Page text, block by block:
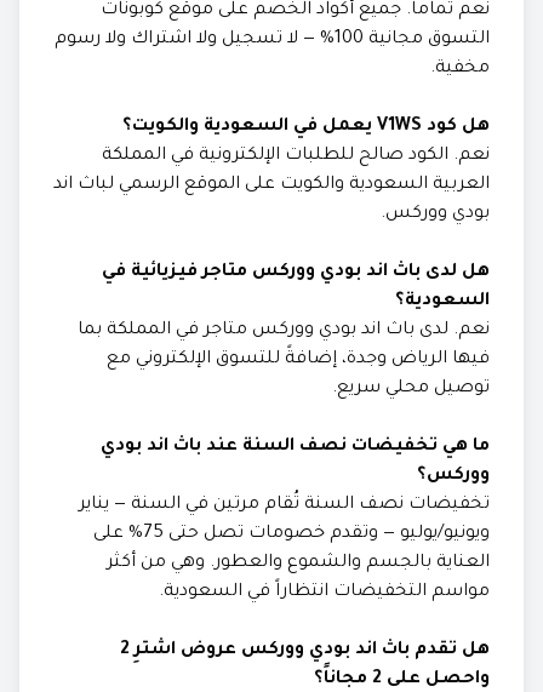
نعم تماماً. جميع أكواد الخصم على موقع كوبونات
التسوق مجانية 100% — لا تسجيل ولا اشتراك ولا رسوم
مخفية.
هل كود V1WS يعمل في السعودية والكويت؟
نعم. الكود صالح للطلبات الإلكترونية في المملكة
العربية السعودية والكويت على الموقع الرسمي لباث اند
بودي ووركس.
هل لدى باث اند بودي ووركس متاجر فيزيائية في
السعودية؟
نعم. لدى باث اند بودي ووركس متاجر في المملكة بما
فيها الرياض وجدة، إضافةً للتسوق الإلكتروني مع
توصيل محلي سريع.
ما هي تخفيضات نصف السنة عند باث اند بودي
ووركس؟
تخفيضات نصف السنة تُقام مرتين في السنة — يناير
ويونيو/يوليو — وتقدم خصومات تصل حتى 75% على
العناية بالجسم والشموع والعطور. وهي من أكثر
مواسم التخفيضات انتظاراً في السعودية.
هل تقدم باث اند بودي ووركس عروض اشترِ 2
واحصل على 2 مجاناً؟